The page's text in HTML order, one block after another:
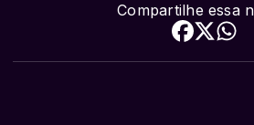
Compartilhe essa